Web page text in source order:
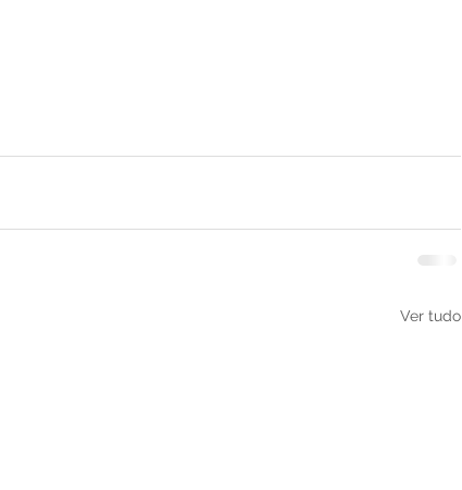
Ver tudo